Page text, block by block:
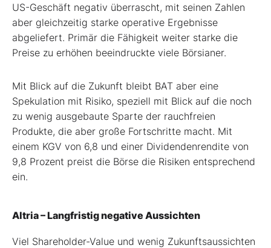
US-Geschäft negativ überrascht, mit seinen Zahlen
aber gleichzeitig starke operative Ergebnisse
abgeliefert. Primär die Fähigkeit weiter starke die
Preise zu erhöhen beeindruckte viele Börsianer.
Mit Blick auf die Zukunft bleibt BAT aber eine
Spekulation mit Risiko, speziell mit Blick auf die noch
zu wenig ausgebaute Sparte der rauchfreien
Produkte, die aber große Fortschritte macht. Mit
einem KGV von 6,8 und einer Dividendenrendite von
9,8 Prozent preist die Börse die Risiken entsprechend
ein.
Altria – Langfristig negative Aussichten
Viel Shareholder-Value und wenig Zukunftsaussichten